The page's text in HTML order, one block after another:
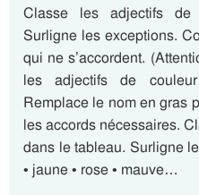
Classe les adjectifs
Surligne les exceptions.
qui ne s’accordent.
les adjectifs de
Remplace le nom en gras
les accords nécessaires.
dans le tableau. Surligne
• jaune • rose • mauve…